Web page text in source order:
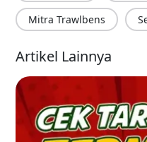
Mitra Trawlbens
Artikel Lainnya